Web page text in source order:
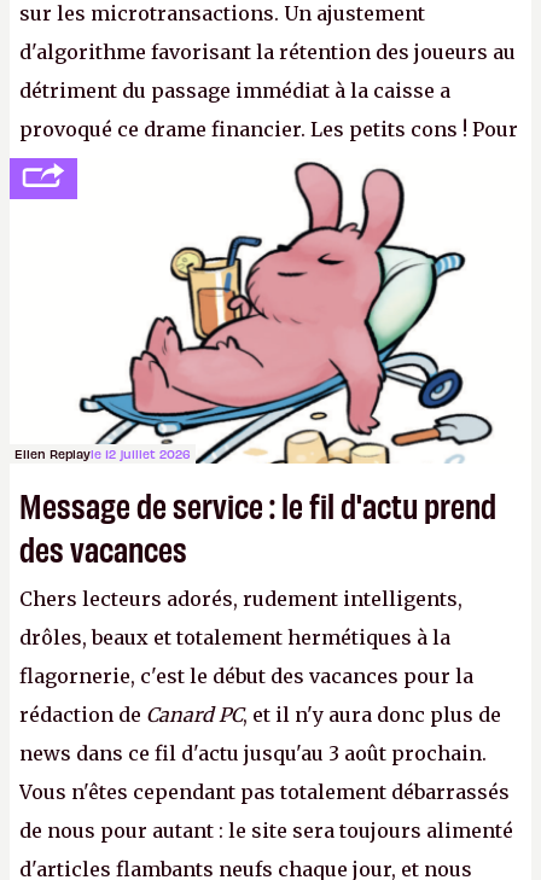
sur les microtransactions. Un ajustement
d'algorithme favorisant la rétention des joueurs au
détriment du passage immédiat à la caisse a
provoqué ce drame financier. Les petits cons ! Pour
se consoler, le PDG David Baszucki peut compter
sur le déblocage du jeu en Russie et l'explosion des
joueurs majeurs (+32 %). L'avenir appartient donc
aux adultes, qui ne sont jamais que des enfants
avec du pouvoir d'achat.P.
Ellen Replayle 12 juillet 2026
Message de service : le fil d'actu prend
des vacances
Chers lecteurs adorés, rudement intelligents,
drôles, beaux et totalement hermétiques à la
flagornerie, c'est le début des vacances pour la
rédaction de Canard PC, et il n'y aura donc plus de
news dans ce fil d'actu jusqu'au 3 août prochain.
Vous n'êtes cependant pas totalement débarrassés
de nous pour autant : le site sera toujours alimenté
d'articles flambants neufs chaque jour, et nous